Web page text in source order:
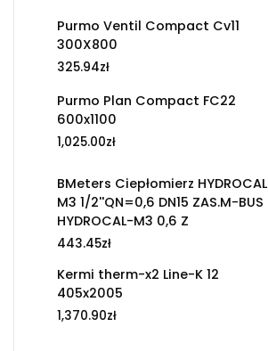
Purmo Ventil Compact Cv11
300X800
325.94zł
Purmo Plan Compact FC22
600x1100
1,025.00zł
BMeters Ciepłomierz HYDROCAL
M3 1/2''QN=0,6 DN15 ZAS.M-BUS
HYDROCAL-M3 0,6 Z
443.45zł
Kermi therm-x2 Line-K 12
405x2005
1,370.90zł